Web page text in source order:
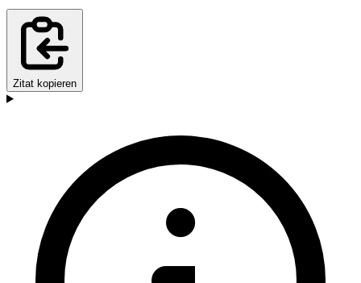
Zitat kopieren